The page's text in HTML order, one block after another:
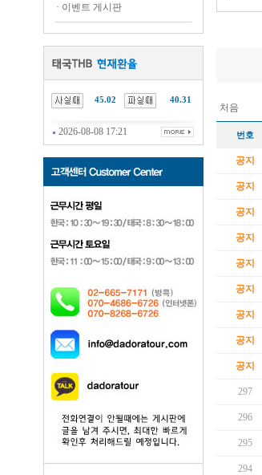
· 이벤트 게시판
45.02 40.31
2026-08-08 17:21
처음
번호
공지
공지
공지
공지
공지
공지
공지
공지
공지
297
296
295
294